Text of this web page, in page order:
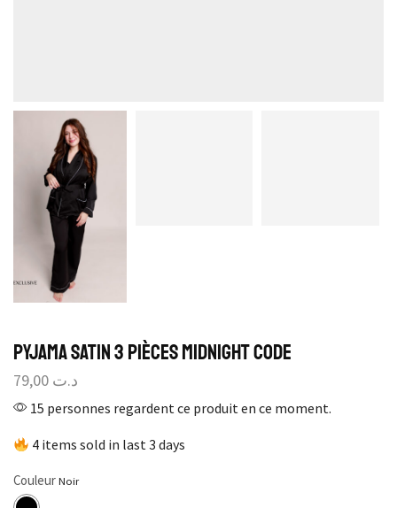
Pyjama Satin 3 Pièces Midnight Code
د.ت
15 personnes regardent ce produit en ce moment.
4 items sold in last 3 days
Couleur